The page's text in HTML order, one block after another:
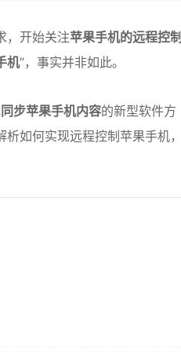
，开始关注苹果手机的远程控制
机”，事实并非如此。
步苹果手机内容的新型软件方
如何实现远程控制苹果手机，